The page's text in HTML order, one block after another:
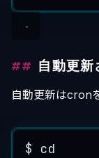
自動更新
自動更新はcron
$
cd